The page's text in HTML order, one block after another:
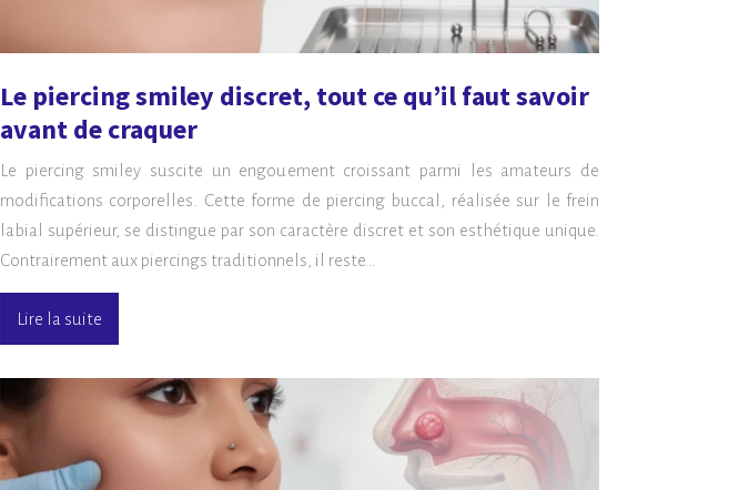
Le piercing smiley discret, tout ce qu’il faut savoir
avant de craquer
Le piercing smiley suscite un engouement croissant parmi les amateurs de
modifications corporelles. Cette forme de piercing buccal, réalisée sur le frein
labial supérieur, se distingue par son caractère discret et son esthétique unique.
Contrairement aux piercings traditionnels, il reste…
Lire la suite